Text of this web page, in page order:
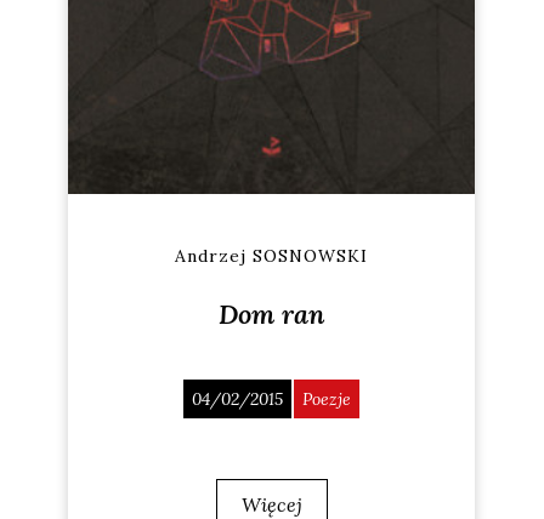
Andrzej SOSNOWSKI
Dom ran
04/02/2015 Poezje
Więcej